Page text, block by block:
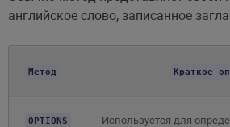
английское слово, записанное
Метод Краткое
OPTIONS
Используется для